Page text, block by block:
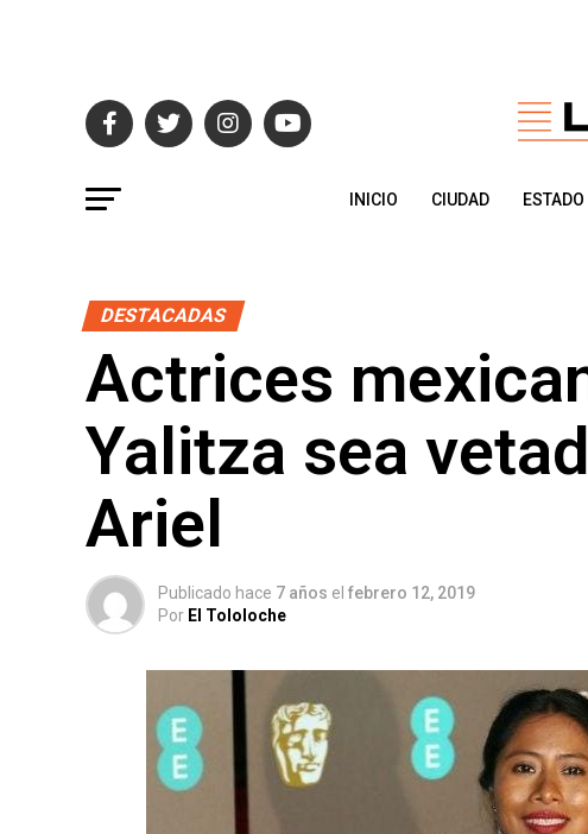
INICIO CIUDAD ESTADO
DESTACADAS
Actrices
Yalitza sea
Ariel
Publicado hace 7 años el febrero 12, 2019
Por El Tololoche